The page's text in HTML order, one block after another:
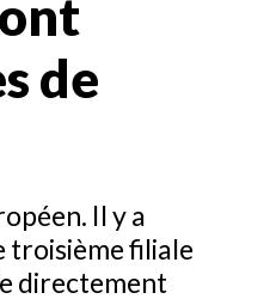
de
Il y a
troisième filiale
directement